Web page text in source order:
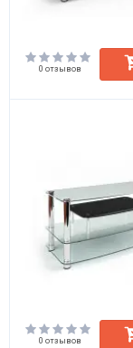
0 отзывов
0 отзывов